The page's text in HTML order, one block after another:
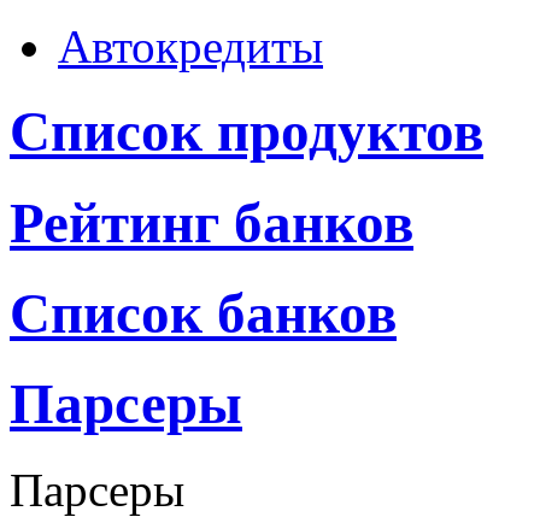
Автокредиты
Список продуктов
Рейтинг банков
Список банков
Парсеры
Парсеры